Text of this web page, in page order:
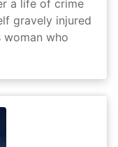
a life of crime
gravely injured
woman who